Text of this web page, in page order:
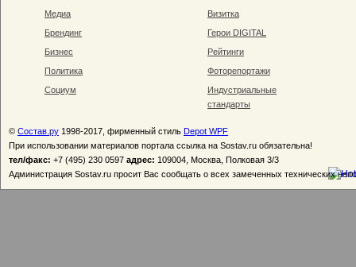
Медиа
Брендинг
Бизнес
Политика
Социум
Визитка
Герои DIGITAL
Рейтинги
Фоторепортажи
Индустриальные
стандарты
© Состав.ру 1998-2017, фирменный стиль Depot WPF
При использовании материалов портала ссылка на Sostav.ru обязательна!
тел/факс: +7 (495) 230 0597 адрес: 109004, Москва, Полковая 3/3
Администрация Sostav.ru просит Вас сообщать о всех замеченных технических